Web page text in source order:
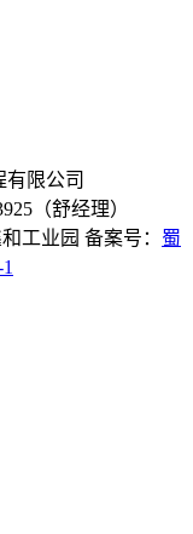
程有限公司
（舒经理）
工业园 备案号： 蜀